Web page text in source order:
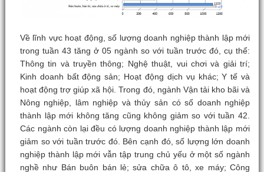
Về lĩnh vực hoạt động, số lượng doanh nghiệp thành lập mới
trong tuần 43 tăng ở 05 ngành so với tuần trước đó, cụ thể:
Thông tin và truyền thông; Nghệ thuật, vui chơi và giải trí;
Kinh doanh bất động sản; Hoạt động dịch vụ khác; Y tế và
hoạt động trợ giúp xã hội. Trong đó, ngành Vận tải kho bãi và
Nông nghiệp, lâm nghiệp và thủy sản có số doanh nghiệp
thành lập mới không tăng cũng không giảm so với tuần 42.
Các ngành còn lại đều có lượng doanh nghiệp thành lập mới
giảm so với tuần trước đó. Bên cạnh đó, số lượng lớn doanh
nghiệp thành lập mới vẫn tập trung chủ yếu ở một số ngành
nghề như Bán buôn bán lẻ; sửa chữa ô tô, xe máy; Công